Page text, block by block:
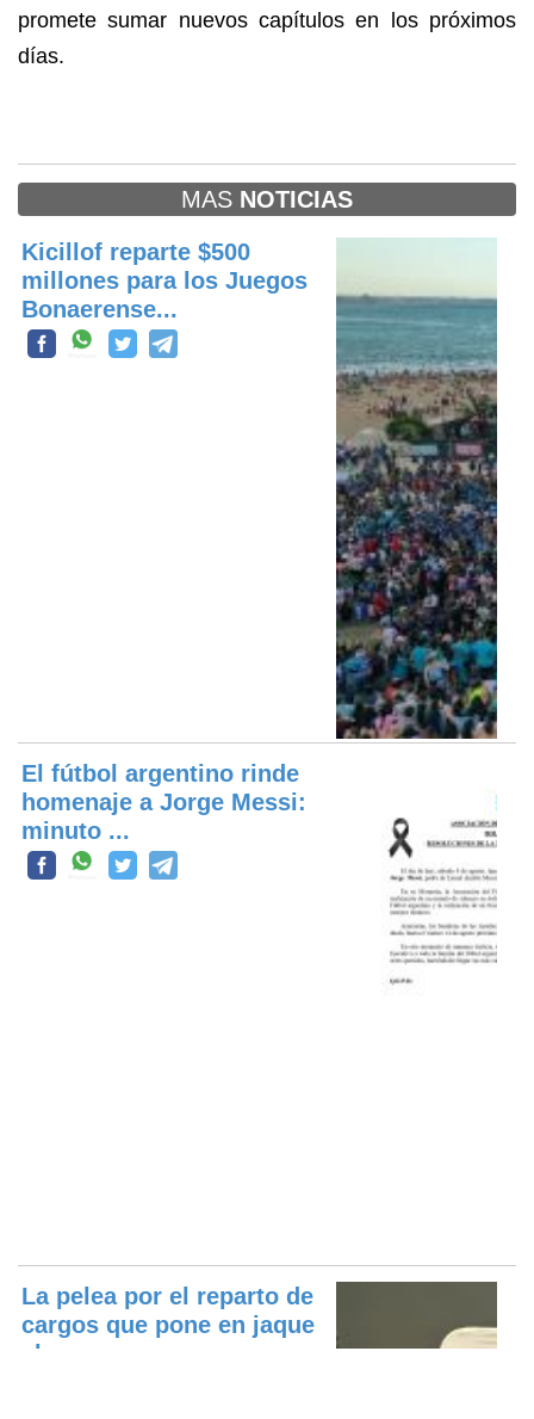
promete sumar nuevos capítulos en los próximos
días.
MAS NOTICIAS
Kicillof reparte $500
millones para los Juegos
Bonaerense...
El fútbol argentino rinde
homenaje a Jorge Messi:
minuto ...
La pelea por el reparto de
cargos que pone en jaque
el ac...